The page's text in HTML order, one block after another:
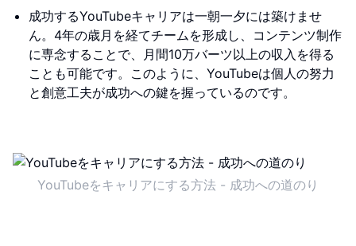
成功するYouTubeキャリアは一朝一夕には築けませ
ん。4年の歳月を経てチームを形成し、コンテンツ制作
に専念することで、月間10万バーツ以上の収入を得る
ことも可能です。このように、YouTubeは個人の努力
と創意工夫が成功への鍵を握っているのです。
YouTubeをキャリアにする方法 - 成功への道のり